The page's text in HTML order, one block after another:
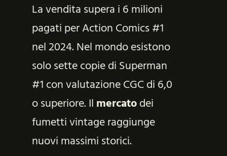
La vendita supera i 6 milioni
pagati per Action Comics #1
nel 2024. Nel mondo esistono
solo sette copie di Superman
#1 con valutazione CGC di 6,0
o superiore. Il mercatodei
fumetti vintage raggiunge
nuovi massimi storici.